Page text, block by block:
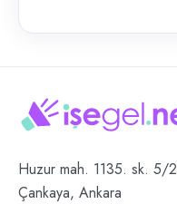
Huzur mah. 1135. sk. 5/2
Çankaya, Ankara